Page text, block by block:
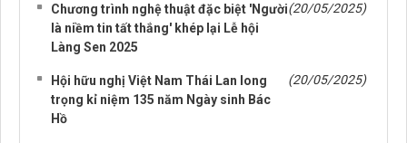
Chương trình nghệ thuật đặc biệt 'Người
là niềm tin tất thắng' khép lại Lễ hội
Làng Sen 2025
(20/05/2025)
Hội hữu nghị Việt Nam Thái Lan long
trọng kỉ niệm 135 năm Ngày sinh Bác
Hồ
(20/05/2025)